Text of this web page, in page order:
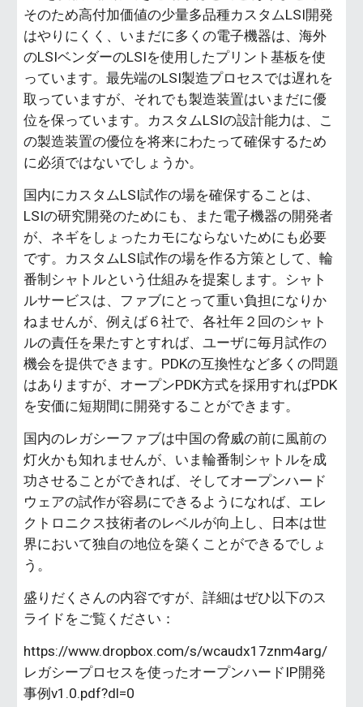
そのため高付加価値の少量多品種カスタムLSI開発
はやりにくく、いまだに多くの電子機器は、海外
のLSIベンダーのLSIを使用したプリント基板を使
っています。最先端のLSI製造プロセスでは遅れを
取っていますが、それでも製造装置はいまだに優
位を保っています。カスタムLSIの設計能力は、こ
の製造装置の優位を将来にわたって確保するため
に必須ではないでしょうか。
国内にカスタムLSI試作の場を確保することは、
LSIの研究開発のためにも、また電子機器の開発者
が、ネギをしょったカモにならないためにも必要
です。カスタムLSI試作の場を作る方策として、輪
番制シャトルという仕組みを提案します。シャト
ルサービスは、ファブにとって重い負担になりか
ねませんが、例えば６社で、各社年２回のシャト
ルの責任を果たすとすれば、ユーザに毎月試作の
機会を提供できます。PDKの互換性など多くの問題
はありますが、オープンPDK方式を採用すればPDK
を安価に短期間に開発することができます。
国内のレガシーファブは中国の脅威の前に風前の
灯火かも知れませんが、いま輪番制シャトルを成
功させることができれば、そしてオープンハード
ウェアの試作が容易にできるようになれば、エレ
クトロニクス技術者のレベルが向上し、日本は世
界において独自の地位を築くことができるでしょ
う。
盛りだくさんの内容ですが、詳細はぜひ以下のス
ライドをご覧ください：
https://www.dropbox.com/s/wcaudx17znm4arg/
レガシープロセスを使ったオープンハードIP開発
事例v1.0.pdf?dl=0